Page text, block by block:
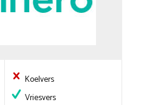
Koelvers
Vriesvers